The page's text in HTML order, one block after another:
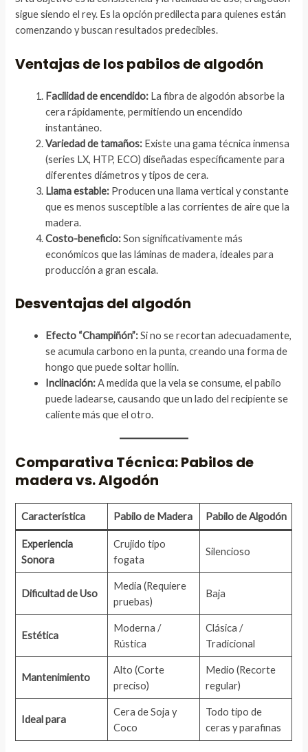
sigue siendo el rey. Es la opción predilecta para quienes están
comenzando y buscan resultados predecibles.
Ventajas de los pabilos de algodón
Facilidad de encendido: La fibra de algodón absorbe la
cera rápidamente, permitiendo un encendido
instantáneo.
Variedad de tamaños: Existe una gama técnica inmensa
(series LX, HTP, ECO) diseñadas específicamente para
diferentes diámetros y tipos de cera.
Llama estable: Producen una llama vertical y constante
que es menos susceptible a las corrientes de aire que la
madera.
Costo-beneficio:Son significativamente más
económicos que las láminas de madera, ideales para
producción a gran escala.
Desventajas del algodón
Efecto “Champiñón”:Si no se recortan adecuadamente,
se acumula carbono en la punta, creando una forma de
hongo que puede soltar hollín.
Inclinación:A medida que la vela se consume, el pabilo
puede ladearse, causando que un lado del recipiente se
caliente más que el otro.
Comparativa Técnica: Pabilos de
madera vs. Algodón
Característica Pabilo de Madera Pabilo de Algodón
Experiencia
Sonora
Crujido tipo
fogata
Silencioso
Dificultad de Uso
Media (Requiere
pruebas)
Baja
Estética
Moderna /
Rústica
Clásica /
Tradicional
Mantenimiento
Alto (Corte
preciso)
Medio (Recorte
regular)
Ideal para
Cera de Soja y
Coco
Todo tipo de
ceras y parafinas